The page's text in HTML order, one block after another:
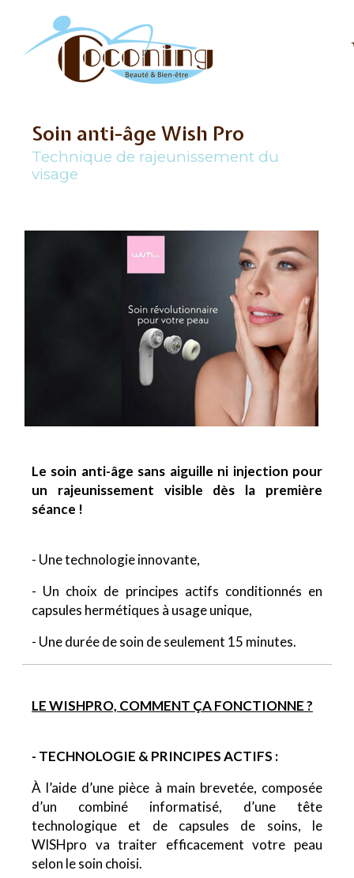
Soin anti-âge Wish Pro
Technique de rajeunissement du
visage
Le soin anti-âge sans aiguille ni injection pour
un rajeunissement visible dès la première
séance !
- Une technologie innovante,
- Un choix de principes actifs conditionnés en
capsules hermétiques à usage unique,
- Une durée de soin de seulement 15 minutes.
LE WISHPRO, COMMENT ÇA FONCTIONNE ?
- TECHNOLOGIE & PRINCIPES ACTIFS :
À l’aide d’une pièce à main brevetée, composée
d’un combiné informatisé, d’une tête
technologique et de capsules de soins, le
WISHpro va traiter efficacement votre peau
selon le soin choisi.